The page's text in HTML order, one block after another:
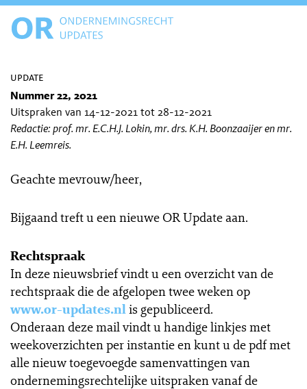
update
Nummer 22, 2021
Uitspraken van 14-12-2021 tot 28-12-2021
Redactie: prof. mr. E.C.H.J. Lokin, mr. drs. K.H. Boonzaaijer en mr.
E.H. Leemreis.
Geachte mevrouw/heer,
Bijgaand treft u een nieuwe OR Update aan.
Rechtspraak
In deze nieuwsbrief vindt u een overzicht van de
rechtspraak die de afgelopen twee weken op
www.or-updates.nlis gepubliceerd.
Onderaan deze mail vindt u handige linkjes met
weekoverzichten per instantie en kunt u de pdf met
alle nieuw toegevoegde samenvattingen van
ondernemingsrechtelijke uitspraken vanaf de